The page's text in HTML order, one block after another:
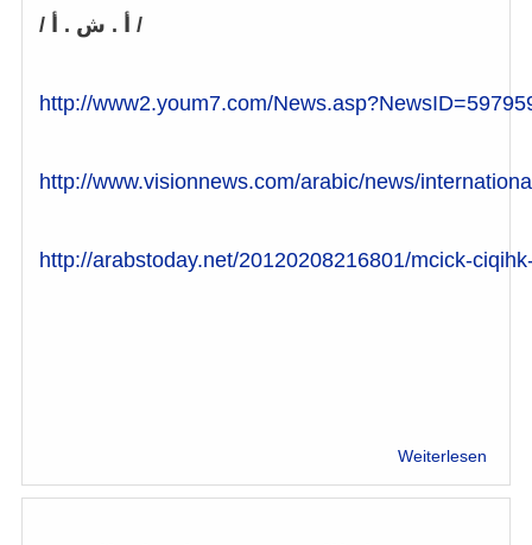
/ أ . ش . أ /
http://www2.youm7.com/
http://www.visionnews.com/arabic/news/
http://arabstoday.net/20120208216801/mcick-
Weiterlesen
mit